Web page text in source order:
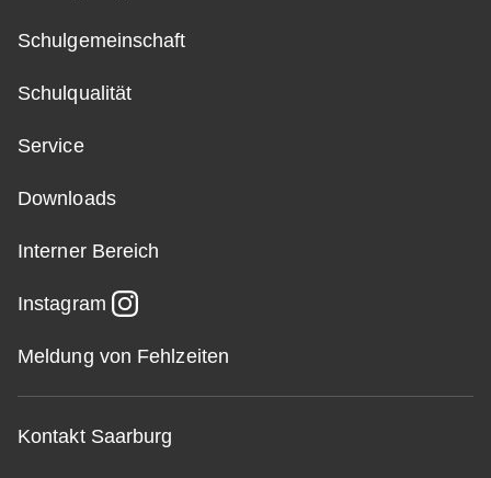
Schulgemeinschaft
Schulqualität
Service
Downloads
Interner Bereich
Instagram
Meldung von Fehlzeiten
Kontakt Saarburg